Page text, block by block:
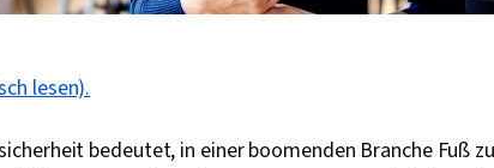
lesen).
bedeutet, in einer boomenden Branche Fuß